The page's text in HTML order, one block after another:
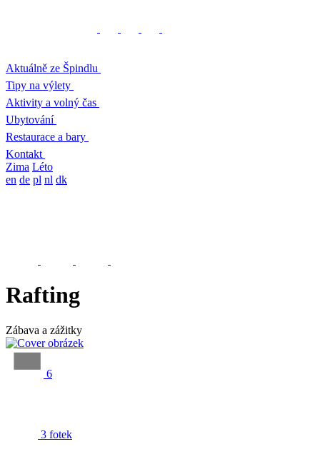
Aktuálně ze Špindlu
Tipy na výlety
Aktivity a volný čas
Ubytování
Restaurace a bary
Kontakt
Zima Léto
en de pl nl dk
Rafting
Zábava a zážitky
6
3 fotek